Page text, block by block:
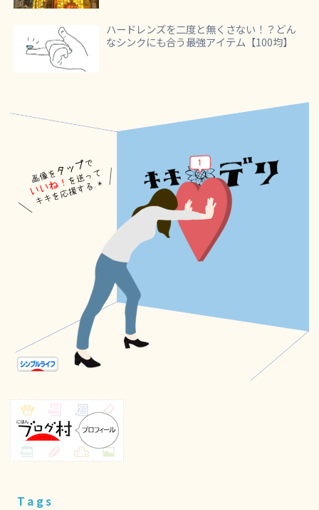
ハードレンズを二度と無くさない！？どん
なシンクにも合う最強アイテム【100均】
Tags